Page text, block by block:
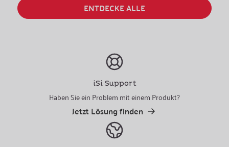
ENTDECKE ALLE
iSi Support
Haben Sie ein Problem mit einem Produkt?
Jetzt Lösung finden